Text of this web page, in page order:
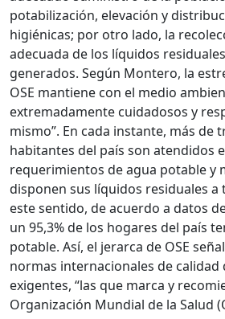
potabilización, elevación y
higiénicas; por otro lado, la
adecuada de los líquidos
generados. Según Montero, la
OSE mantiene con el medio
extremadamente cuidadosos y
mismo”. En cada instante, más de
habitantes del país son atendidos
requerimientos de agua potable y
disponen sus líquidos residuales a
este sentido, de acuerdo a datos
un 95,3% de los hogares del país
potable. Así, el jerarca de OSE
normas internacionales de calidad
exigentes, “las que marca y
Organización Mundial de la Salud